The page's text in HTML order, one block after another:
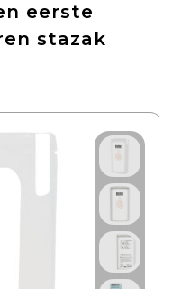
eerste
stazak